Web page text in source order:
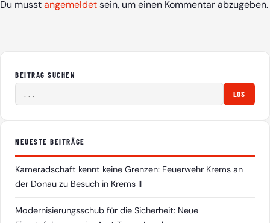
Du musstangemeldetsein, um einen Kommentar abzugeben.
BEITRAG SUCHEN
LOS
NEUESTE BEITRÄGE
Kameradschaft kennt keine Grenzen: Feuerwehr Krems an
der Donau zu Besuch in Krems II
Modernisierungsschub für die Sicherheit: Neue